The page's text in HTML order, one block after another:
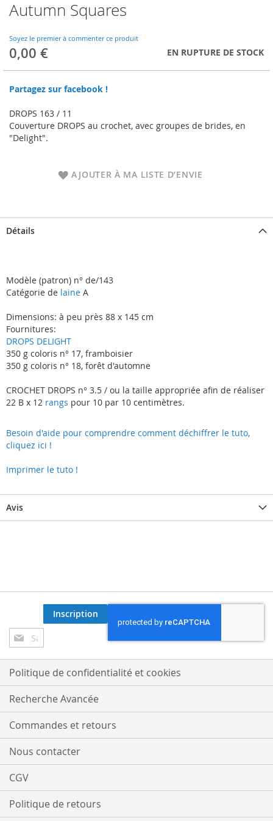
Autumn Squares
Soyez le premier à commenter ce produit
0,00 € EN RUPTURE DE STOCK
Partagez sur facebook !
DROPS 163 / 11
Couverture DROPS au crochet, avec groupes de brides, en
"Delight".
AJOUTER À MA LISTE D’ENVIE
Skip
to
beginning
of
the
gallery
Détails
Modèle (patron) n° de/143
Catégorie de laine A
Dimensions: à peu près 88 x 145 cm
Fournitures:
DROPS DELIGHT
350 g coloris n° 17, framboisier
350 g coloris n° 18, forêt d'automne
CROCHET DROPS n° 3.5 / ou la taille appropriée afin de réaliser
22 B x 12 rangs pour 10 par 10 centimètres.
Besoin d'aide pour comprendre comment déchiffrer le tuto,
cliquez ici !
Imprimer le tuto !
Avis
Inscription
à
notre
lettre
d’information
:
Inscription
Politique de confidentialité et cookies
Recherche Avancée
Commandes et retours
Nous contacter
CGV
Politique de retours